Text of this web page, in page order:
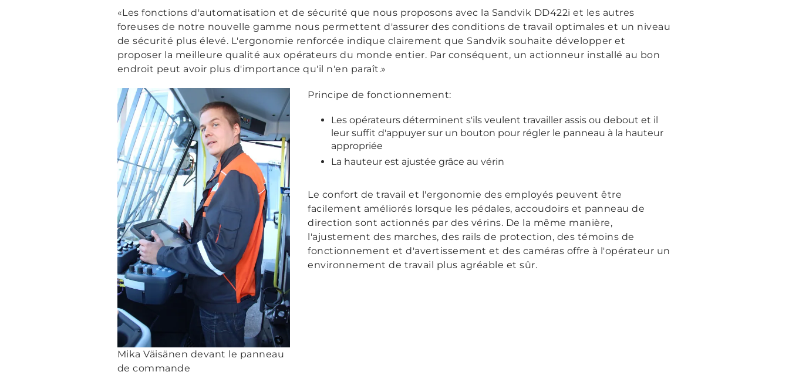
«Les fonctions d'automatisation et de sécurité que nous proposons avec la Sandvik DD422i et les autres
foreuses de notre nouvelle gamme nous permettent d'assurer des conditions de travail optimales et un niveau
de sécurité plus élevé. L'ergonomie renforcée indique clairement que Sandvik souhaite développer et
proposer la meilleure qualité aux opérateurs du monde entier. Par conséquent, un actionneur installé au bon
endroit peut avoir plus d'importance qu'il n'en paraît.»
Mika Väisänen devant le panneau
de commande
Principe de fonctionnement:
Les opérateurs déterminent s'ils veulent travailler assis ou debout et il
leur suffit d'appuyer sur un bouton pour régler le panneau à la hauteur
appropriée
La hauteur est ajustée grâce au vérin
Le confort de travail et l'ergonomie des employés peuvent être
facilement améliorés lorsque les pédales, accoudoirs et panneau de
direction sont actionnés par des vérins. De la même manière,
l'ajustement des marches, des rails de protection, des témoins de
fonctionnement et d'avertissement et des caméras offre à l'opérateur un
environnement de travail plus agréable et sûr.